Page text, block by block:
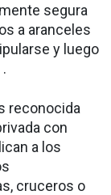
segura
a aranceles
y luego
reconocida
con
a los
cruceros o